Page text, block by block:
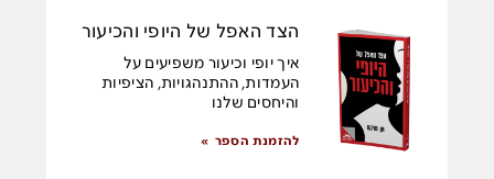
הצד האפל של היופי והכיעור
איך יופי וכיעור משפיעים על
העמדות, ההתנהגויות, הציפיות
והיחסים שלנו
להזמנת הספר »